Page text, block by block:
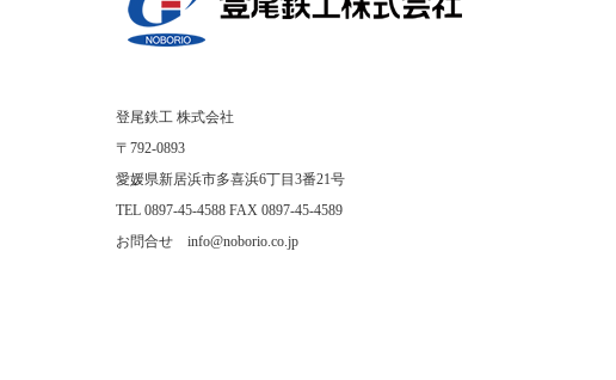
登尾鉄工 株式会社
〒792-0893
愛媛県新居浜市多喜浜6丁目3番21号
TEL 0897-45-4588 FAX 0897-45-4589
お問合せ info@noborio.co.jp